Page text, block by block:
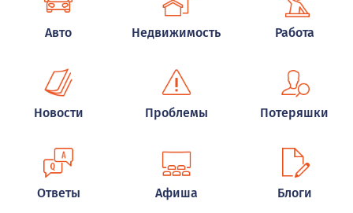
Авто Недвижимость Работа
Новости Проблемы Потеряшки
Ответы Афиша Блоги